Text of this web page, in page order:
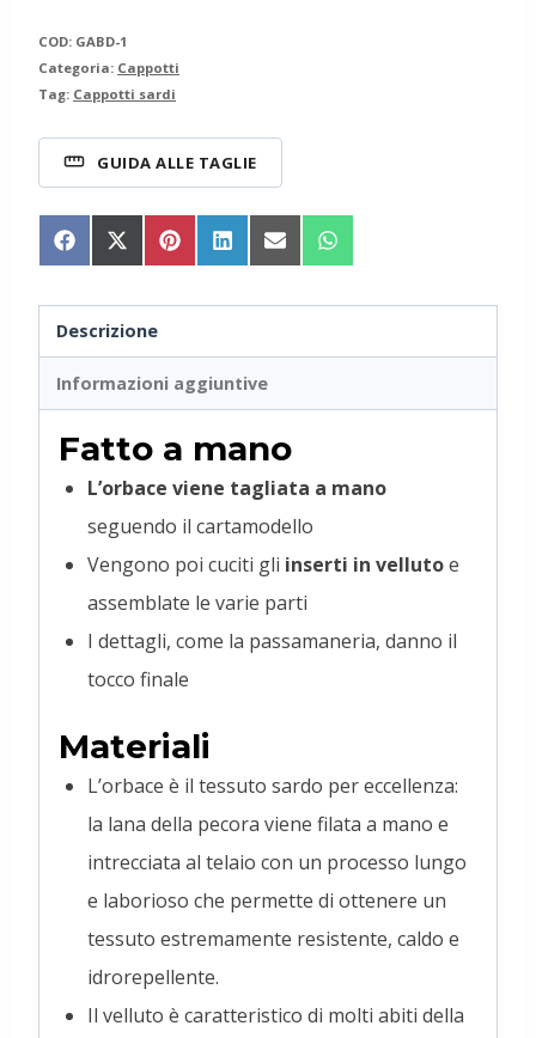
COD: GABD-1
Categoria: Cappotti
Tag: Cappotti sardi
GUIDA ALLE TAGLIE
Share
on
Share
on
(Twitter)
Share
on
Share
on
Share
on
Share
on
Descrizione
Informazioni aggiuntive
Fatto a mano
L’orbace viene tagliata a mano
seguendo il cartamodello
Vengono poi cuciti gli inserti in vellutoe
assemblate le varie parti
I dettagli, come la passamaneria, danno il
tocco finale
Materiali
L’orbace è il tessuto sardo per eccellenza:
la lana della pecora viene filata a mano e
intrecciata al telaio con un processo lungo
e laborioso che permette di ottenere un
tessuto estremamente resistente, caldo e
idrorepellente.
Il velluto è caratteristico di molti abiti della